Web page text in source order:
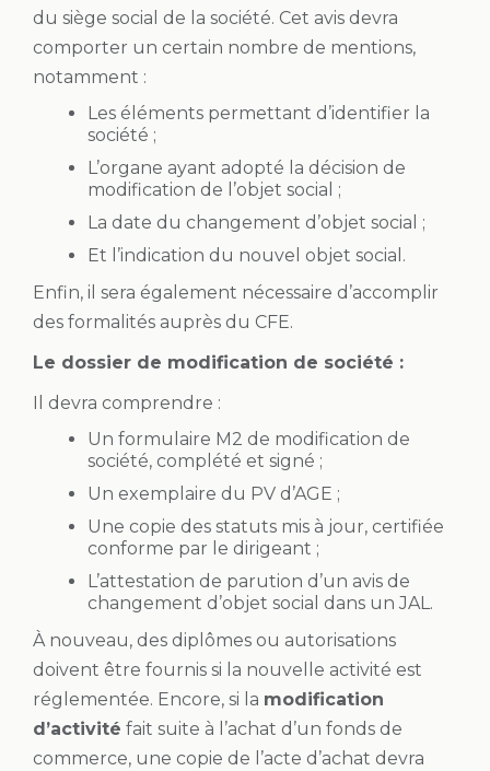
du siège social de la société. Cet avis devra
comporter un certain nombre de mentions,
notamment :
Les éléments permettant d’identifier la
société ;
L’organe ayant adopté la décision de
modification de l’objet social ;
La date du changement d’objet social ;
Et l’indication du nouvel objet social.
Enfin, il sera également nécessaire d’accomplir
des formalités auprès du CFE.
Le dossier de modification de société :
Il devra comprendre :
Un formulaire M2 de modification de
société, complété et signé ;
Un exemplaire du PV d’AGE ;
Une copie des statuts mis à jour, certifiée
conforme par le dirigeant ;
L’attestation de parution d’un avis de
changement d’objet social dans un JAL.
À nouveau, des diplômes ou autorisations
doivent être fournis si la nouvelle activité est
réglementée. Encore, si la modification
d’activité fait suite à l’achat d’un fonds de
commerce, une copie de l’acte d’achat devra